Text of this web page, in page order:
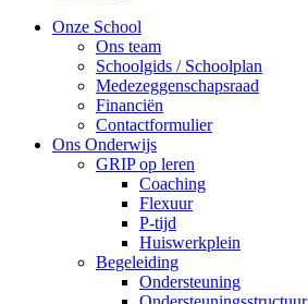
Onze School
Ons team
Schoolgids / Schoolplan
Medezeggenschapsraad
Financiën
Contactformulier
Ons Onderwijs
GRIP op leren
Coaching
Flexuur
P-tijd
Huiswerkplein
Begeleiding
Ondersteuning